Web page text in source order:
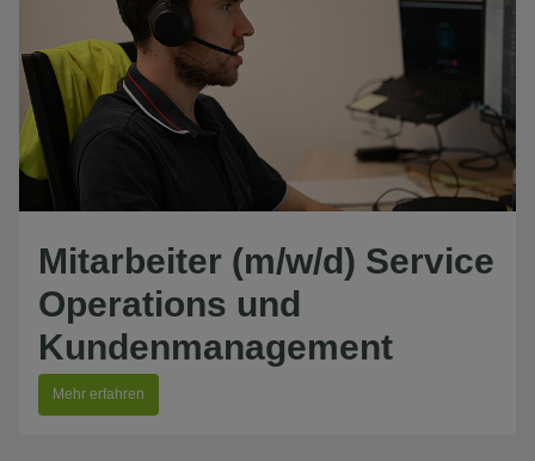
Mitarbeiter (m/w/d) Service
Operations und
Kundenmanagement
Mehr erfahren